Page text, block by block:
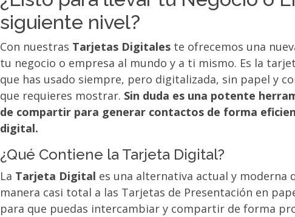
siguiente nivel?
Con nuestras Tarjetas Digitales te ofrecemos una
tu negocio o empresa al mundo y a ti mismo. Es la
que has usado siempre, pero digitalizada, sin papel y
que requieres mostrar. Sin duda es una potente
de compartir para generar contactos de forma
digital.
¿Qué Contiene la Tarjeta Digital?
La Tarjeta Digital es una alternativa actual y moderna
manera casi total a las Tarjetas de Presentación en
para que puedas intercambiar y compartir de forma